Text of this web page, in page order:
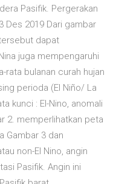
Pasifik. Pergerakan
Des 2019 Dari gambar
dapat
juga mempengaruhi
rata bulanan curah hujan
perioda (El Niño/ La
kunci : El-Nino, anomali
2. memperlihatkan peta
Gambar 3 dan
non-El Nino, angin
Pasifik. Angin ini